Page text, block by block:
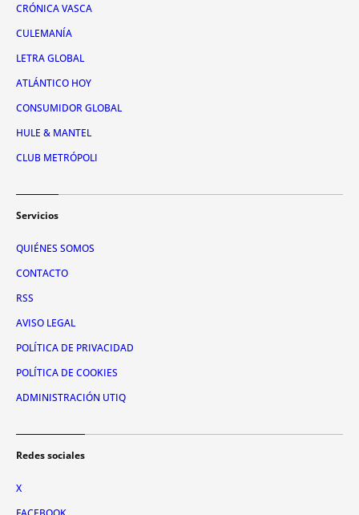
CRÓNICA VASCA
CULEMANÍA
LETRA GLOBAL
ATLÁNTICO HOY
CONSUMIDOR GLOBAL
HULE & MANTEL
CLUB METRÓPOLI
Servicios
QUIÉNES SOMOS
CONTACTO
RSS
AVISO LEGAL
POLÍTICA DE PRIVACIDAD
POLÍTICA DE COOKIES
ADMINISTRACIÓN UTIQ
Redes sociales
X